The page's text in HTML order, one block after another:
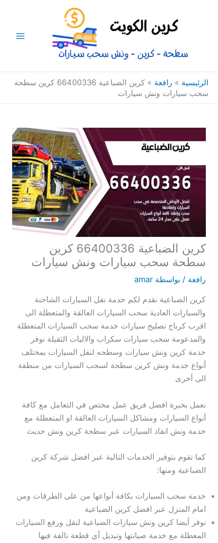
الرئيسية » رافعة »
كرين الضباعية 66400336 كرين سطحة
سحب سيارات ونش سيارات
كرين الضباعية 66400336 كرين
سطحة سحب سيارات ونش سيارات
رافعة / بواسطة amar
كرين الضباعية نقدم لكم خدمة نقل السيارات الشاحنة
والسيارات العادية سحب السيارات العالقة والمتعطلة الى
اقرب كرباج تصليح سيارات خدمة سحب السيارات المتعطلة
والمدعومة سحب سيارات سكراب والاليات الثقيلة نوفر
خدمة كرين ونش سيارات وسطحه لنقل السيارات بمختلف
أنواع خدمة ونش كرين سطحة لسحب السيارات من منطقة
الى أخرى
نعمل بخبرة افضل فريق عمل مختص في التعامل مع كافة
أنواع السيارات ومشاكل السيارات العالقة او المتعطلة مع
خدمة ونش انقاذ السيارات عبر سطحة كرين ونش حديث
كما نقوم بتوفير الخدمات التالية عبر افضل شركة كرين
الضباعية ومنها:
خدمة سحب السيارات بكافة أنواعها من على الطرقات ومن
امام المنزل عبر افضل كرين الضباعية
نوفر أيضا كرين ونش سيارات الضباعية لنقل ورفع السيارات
المعطلة مع خدمة صيانتها وتبديل أي قطعة تالفة فيها